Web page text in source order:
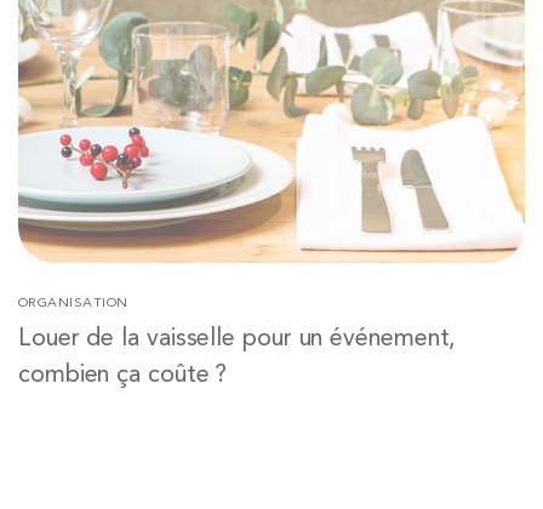
ORGANISATION
Louer de la vaisselle pour un événement,
combien ça coûte ?